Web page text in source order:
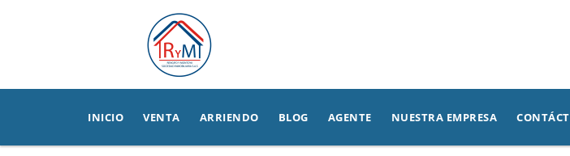
INICIO VENTA ARRIENDO BLOG AGENTE NUESTRA EMPRESA